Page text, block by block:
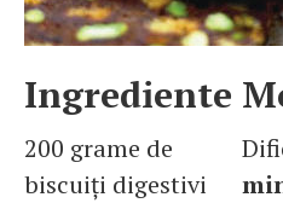
Ingrediente
200 grame de
biscuiţi digestivi